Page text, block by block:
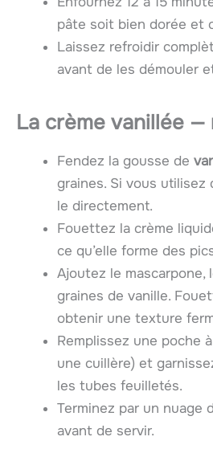
pâte soit bien dorée et
Laissez refroidir
avant de les démouler
La crème vanillée —
Fendez la gousse de
graines. Si vous utilisez
le directement.
Fouettez la crème
ce qu’elle forme des
Ajoutez le mascarpone,
graines de vanille.
obtenir une texture
Remplissez une poche
une cuillère) et
les tubes feuilletés.
Terminez par un nuage
avant de servir.